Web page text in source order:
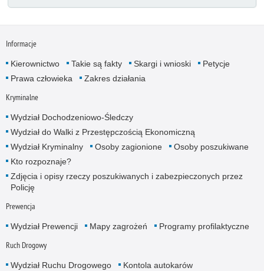
Informacje
Kierownictwo Takie są fakty Skargi i wnioski
Petycje
Prawa człowieka
Zakres działania
Kryminalne
Wydział Dochodzeniowo-Śledczy
Wydział do Walki z Przestępczością Ekonomiczną
Wydział Kryminalny
Osoby zagionione
Osoby poszukiwane
Kto rozpoznaje?
Zdjęcia i opisy rzeczy poszukiwanych i zabezpieczonych przez
Policję
Prewencja
Wydział Prewencji Mapy zagrożeń Programy profilaktyczne
Ruch Drogowy
Wydział Ruchu Drogowego
Kontola autokarów